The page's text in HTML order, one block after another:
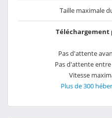
Taille maximale
Pas d'attente
Pas d'attente
Vitesse
Plus de 300